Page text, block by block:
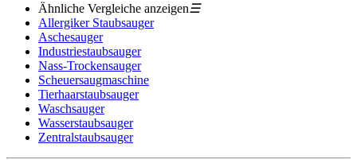
Ähnliche Vergleiche anzeigen☰
Allergiker Staubsauger
Aschesauger
Industriestaubsauger
Nass-Trockensauger
Scheuersaugmaschine
Tierhaarstaubsauger
Waschsauger
Wasserstaubsauger
Zentralstaubsauger